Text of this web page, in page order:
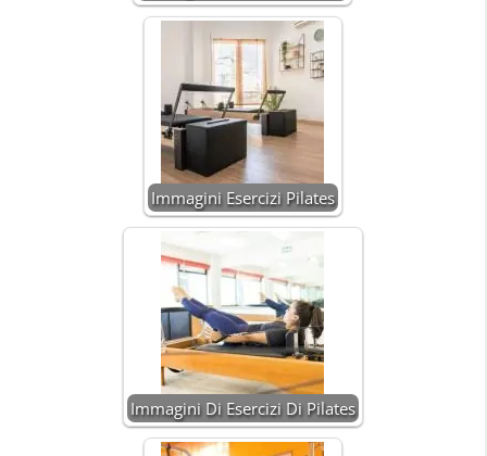
Immagini Esercizi Pilates
Immagini Di Esercizi Di Pilates